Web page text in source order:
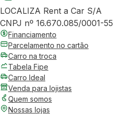
LOCALIZA Rent a Car S/A
CNPJ nº 16.670.085/0001-55
Financiamento
Parcelamento no cartão
Carro na troca
Tabela Fipe
Carro Ideal
Venda para lojistas
Quem somos
Nossas lojas